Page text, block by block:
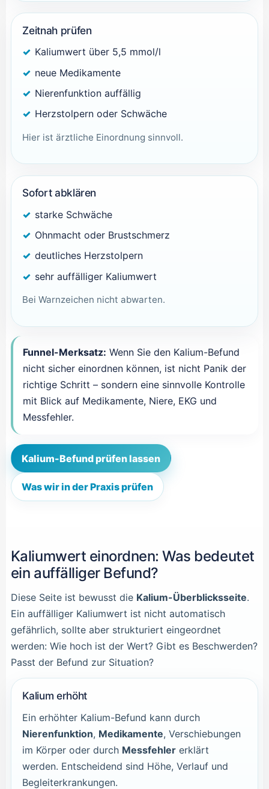
Zeitnah prüfen
Kaliumwert über 5,5 mmol/l
neue Medikamente
Nierenfunktion auffällig
Herzstolpern oder Schwäche
Hier ist ärztliche Einordnung sinnvoll.
Sofort abklären
starke Schwäche
Ohnmacht oder Brustschmerz
deutliches Herzstolpern
sehr auffälliger Kaliumwert
Bei Warnzeichen nicht abwarten.
Funnel-Merksatz: Wenn Sie den Kalium-Befund
nicht sicher einordnen können, ist nicht Panik der
richtige Schritt – sondern eine sinnvolle Kontrolle
mit Blick auf Medikamente, Niere, EKG und
Messfehler.
Kalium-Befund prüfen lassen
Was wir in der Praxis prüfen
Kaliumwert einordnen: Was bedeutet
ein auffälliger Befund?
Diese Seite ist bewusst die Kalium-Überblicksseite.
Ein auffälliger Kaliumwert ist nicht automatisch
gefährlich, sollte aber strukturiert eingeordnet
werden: Wie hoch ist der Wert? Gibt es Beschwerden?
Passt der Befund zur Situation?
Kalium erhöht
Ein erhöhter Kalium-Befund kann durch
Nierenfunktion, Medikamente, Verschiebungen
im Körper oder durch Messfehler erklärt
werden. Entscheidend sind Höhe, Verlauf und
Begleiterkrankungen.